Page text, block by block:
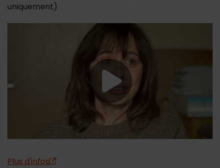
uniquement)
Plus d'infos